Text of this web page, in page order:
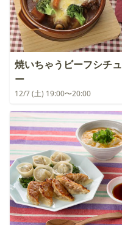
焼いちゃうビーフシチュ
ー
12/7 (土) 19:00〜20:00